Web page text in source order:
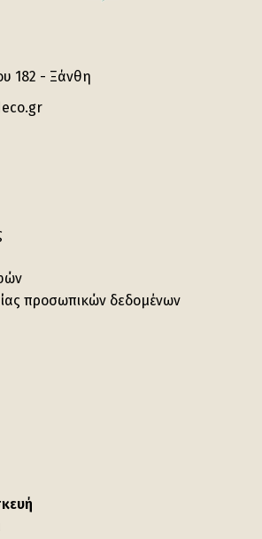
182 - Ξάνθη
προσωπικών δεδομένων